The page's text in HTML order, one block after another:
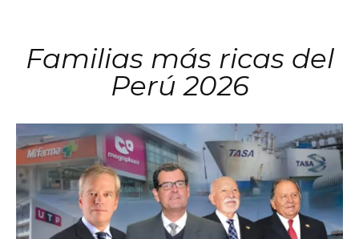
Familias más ricas del
Perú 2026